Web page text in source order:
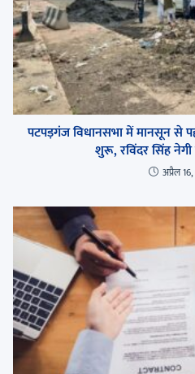
पटपड़गंज विधानसभा में मानसून से
शुरू, रविंदर सिंह नेगी
अप्रैल